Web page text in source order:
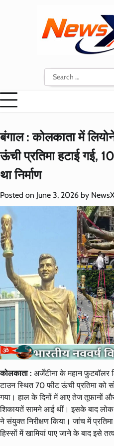
Search
for:
बंगाल : कोलकाता में
ऊंची प्रतिमा हटाई गई,
था निर्माण
Posted on June 3, 2026 by
कोलकाता : अर्जेंटीना के महान
टाउन स्थित 70 फीट ऊंची प्रतिमा को
गया। हाल के दिनों में आए तेज तूफानों
शिकायतें सामने आई थीं। इसके बाद लोक
ने संयुक्त निरीक्षण किया। जांच में
हिस्सों में खामियां पाए जाने के बाद इसे